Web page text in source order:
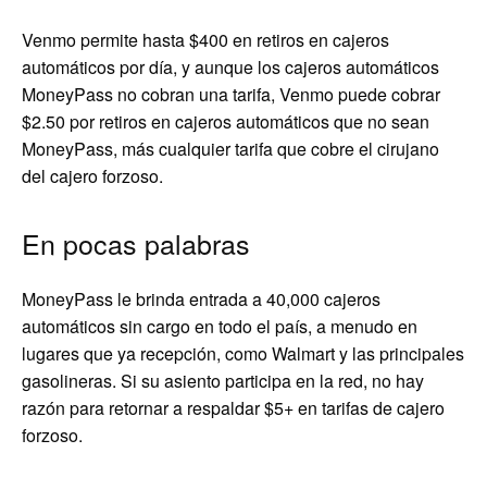
Venmo permite hasta $400 en retiros en cajeros
automáticos por día, y aunque los cajeros automáticos
MoneyPass no cobran una tarifa, Venmo puede cobrar
$2.50 por retiros en cajeros automáticos que no sean
MoneyPass, más cualquier tarifa que cobre el cirujano
del cajero forzoso.
En pocas palabras
MoneyPass le brinda entrada a 40,000 cajeros
automáticos sin cargo en todo el país, a menudo en
lugares que ya recepción, como Walmart y las principales
gasolineras. Si su asiento participa en la red, no hay
razón para retornar a respaldar $5+ en tarifas de cajero
forzoso.